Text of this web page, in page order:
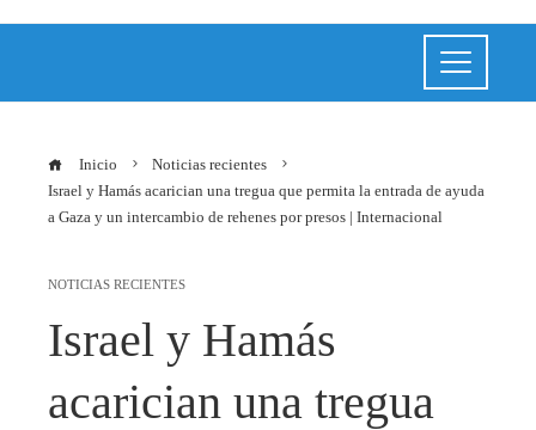
Inicio
Noticias recientes
Israel y Hamás acarician una tregua que permita la entrada de ayuda
a Gaza y un intercambio de rehenes por presos | Internacional
NOTICIAS RECIENTES
Israel y Hamás
acarician una tregua